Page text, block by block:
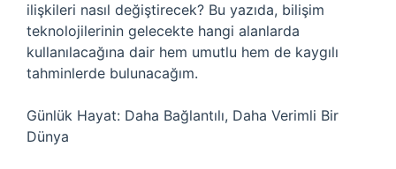
ilişkileri nasıl değiştirecek? Bu yazıda, bilişim
teknolojilerinin gelecekte hangi alanlarda
kullanılacağına dair hem umutlu hem de kaygılı
tahminlerde bulunacağım.
Günlük Hayat: Daha Bağlantılı, Daha Verimli Bir
Dünya